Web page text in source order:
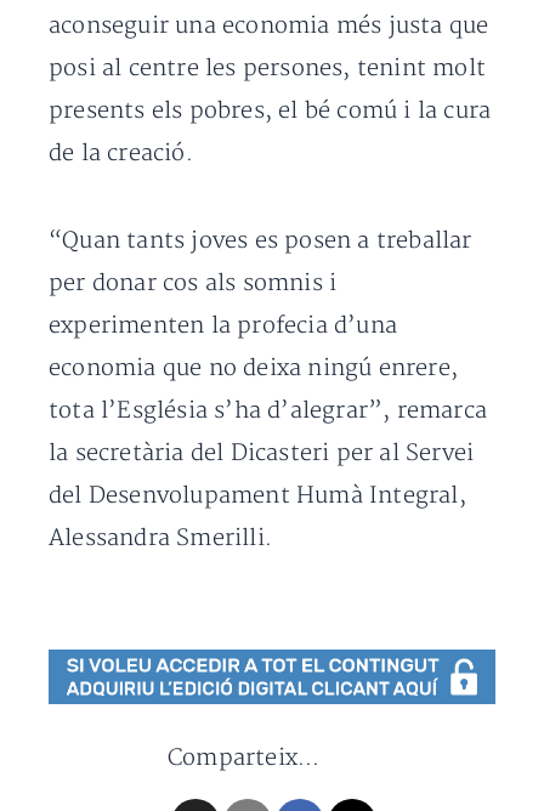
aconseguir una economia més justa que
posi al centre les persones, tenint molt
presents els pobres, el bé comú i la cura
de la creació.
“Quan tants joves es posen a treballar
per donar cos als somnis i
experimenten la profecia d’una
economia que no deixa ningú enrere,
tota l’Església s’ha d’alegrar”, remarca
la secretària del Dicasteri per al Servei
del Desenvolupament Humà Integral,
Alessandra Smerilli.
Comparteix...